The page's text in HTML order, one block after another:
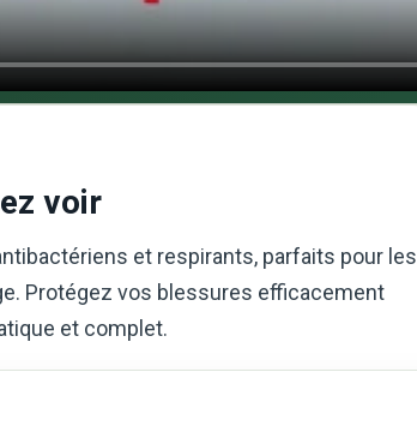
voir
et respirants, parfaits pour les
Protégez vos blessures efficacement
et complet.